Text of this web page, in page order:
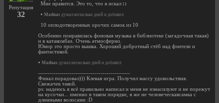
Репутация
32
Мне нравится. Это то, что я искал
• Madnas думал несколько дней и добавил:
10 оплодотворенных орочих самок из 10
Особенно понравилась фоновая музыка в библиотеке (загадочная такая)
и в катакомбах. Очень атмосферно.
Юмор это просто вышка. Хороший добротный стёб над фэнтези и
фантастикой.
• Madnas думал несколько дней и добавил:
-----------------------------------------------
Финал порадовал))) Клевая игра. Получил массу удовольствия.
Свежачек такой.
ps: надеюсь я всё правильно написал и меня не изнасилуют и не порежут
на кусочки... именно в таком порядке, я же не человеческаясамка с
длинными волосами :D